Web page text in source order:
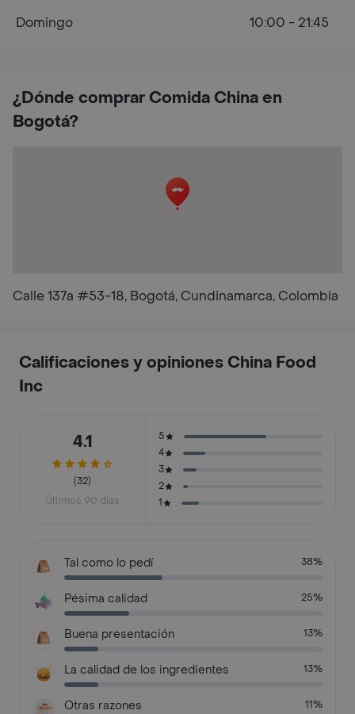
¿Dónde comprar Comida China en
Bogotá?
Calle 137a #53-18, Bogotá, Cundinamarca, Colombia
Domingo
10:00 - 21:45
Calificaciones y opiniones China Food
Inc
4.1
(32)
Últimos 90 días
5
4
3
2
1
Tal como lo pedí 38%
Pésima calidad 25%
Buena presentación 13%
La calidad de los ingredientes 13%
Otras razones 11%